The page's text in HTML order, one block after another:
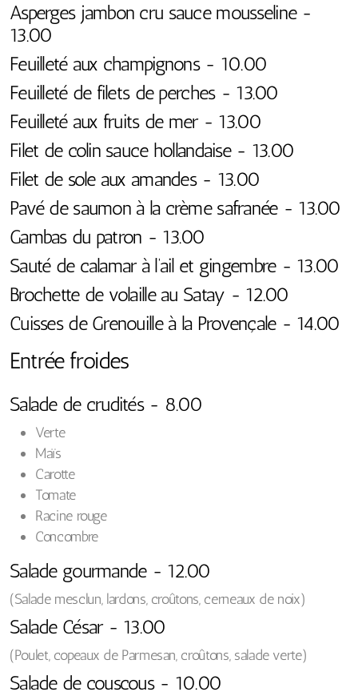
Asperges jambon cru sauce mousseline -
13.00
Feuilleté aux champignons - 10.00
Feuilleté de filets de perches - 13.00
Feuilleté aux fruits de mer - 13.00
Filet de colin sauce hollandaise - 13.00
Filet de sole aux amandes - 13.00
Pavé de saumon à la crème safranée - 13.00
Gambas du patron - 13.00
Sauté de calamar à l’ail et gingembre - 13.00
Brochette de volaille au Satay - 12.00
Cuisses de Grenouille à la Provençale - 14.00
Entrée froides
Salade de crudités - 8.00
Verte
Maïs
Carotte
Tomate
Racine rouge
Concombre
Salade gourmande - 12.00
(Salade mesclun, lardons, croûtons, cerneaux de noix)
Salade César - 13.00
(Poulet, copeaux de Parmesan, croûtons, salade verte)
Salade de couscous - 10.00